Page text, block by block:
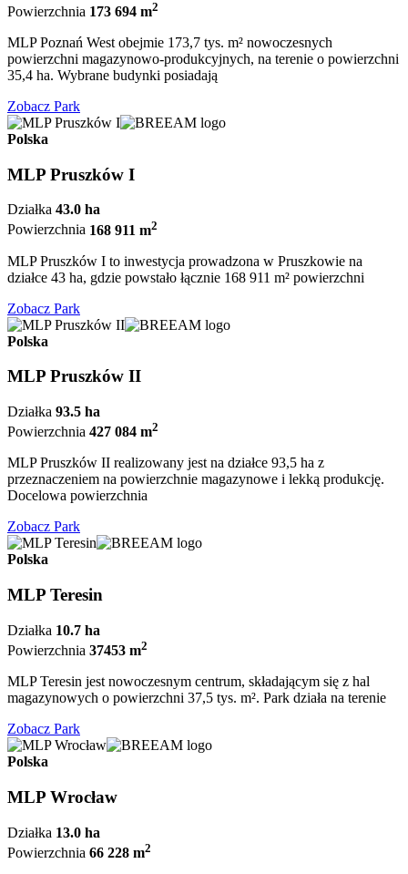
Powierzchnia 173 694 m2
MLP Poznań West obejmie 173,7 tys. m² nowoczesnych
powierzchni magazynowo-produkcyjnych, na terenie o powierzchni
35,4 ha. Wybrane budynki posiadają
Zobacz Park
Polska
MLP Pruszków I
Działka 43.0 ha
Powierzchnia 168 911 m2
MLP Pruszków I to inwestycja prowadzona w Pruszkowie na
działce 43 ha, gdzie powstało łącznie 168 911 m² powierzchni
Zobacz Park
Polska
MLP Pruszków II
Działka 93.5 ha
Powierzchnia 427 084 m2
MLP Pruszków II realizowany jest na działce 93,5 ha z
przeznaczeniem na powierzchnie magazynowe i lekką produkcję.
Docelowa powierzchnia
Zobacz Park
Polska
MLP Teresin
Działka 10.7 ha
Powierzchnia 37453 m2
MLP Teresin jest nowoczesnym centrum, składającym się z hal
magazynowych o powierzchni 37,5 tys. m². Park działa na terenie
Zobacz Park
Polska
MLP Wrocław
Działka 13.0 ha
Powierzchnia 66 228 m2